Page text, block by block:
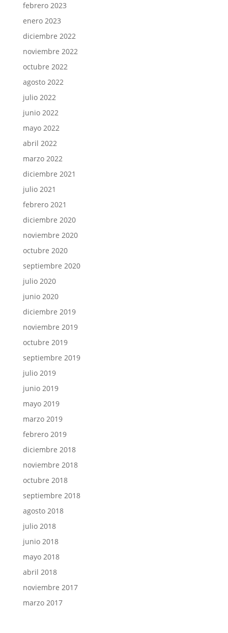
febrero 2023
enero 2023
diciembre 2022
noviembre 2022
octubre 2022
agosto 2022
julio 2022
junio 2022
mayo 2022
abril 2022
marzo 2022
diciembre 2021
julio 2021
febrero 2021
diciembre 2020
noviembre 2020
octubre 2020
septiembre 2020
julio 2020
junio 2020
diciembre 2019
noviembre 2019
octubre 2019
septiembre 2019
julio 2019
junio 2019
mayo 2019
marzo 2019
febrero 2019
diciembre 2018
noviembre 2018
octubre 2018
septiembre 2018
agosto 2018
julio 2018
junio 2018
mayo 2018
abril 2018
noviembre 2017
marzo 2017